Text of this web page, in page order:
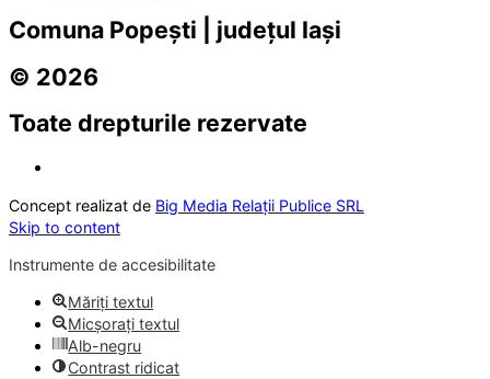
Comuna Popești | județul Iași
© 2026
Toate drepturile rezervate
Concept realizat de Big Media Relații Publice SRL
Skip to content
Instrumente de accesibilitate
Măriți textul
Micșorați textul
Alb-negru
Contrast ridicat